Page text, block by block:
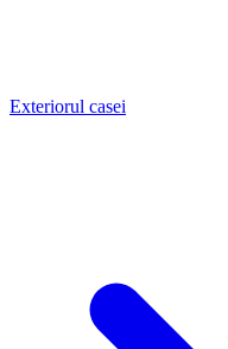
Exteriorul casei